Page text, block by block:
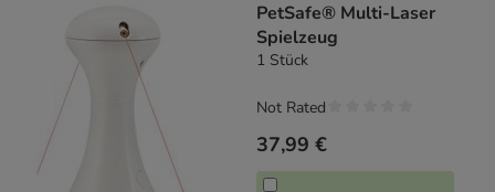
PetSafe® Multi-Laser
Spielzeug
1 Stück
37,99 €
Not Rated